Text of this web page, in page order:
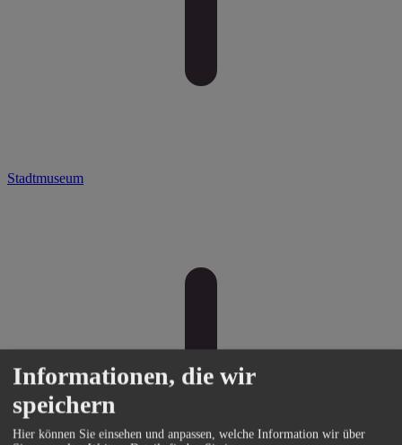
Stadtmuseum
Informationen, die wir
speichern
Hier können Sie einsehen und anpassen, welche Information wir über